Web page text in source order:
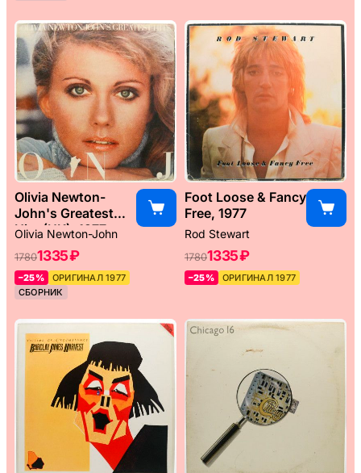
Olivia Newton-
John's Greatest
Hits (UK), 1977
Olivia Newton-John
17801335 ₽
–25%
ОРИГИНАЛ 1977
СБОРНИК
Foot Loose & Fancy
Free, 1977
Rod Stewart
17801335 ₽
–25% ОРИГИНАЛ 1977